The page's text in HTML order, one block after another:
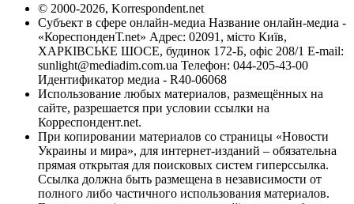
© 2000-2026, Korrespondent.net
Субъект в сфере онлайн-медиа Название онлайн-медиа -
«КореспонденТ.net» Адрес: 02091, місто Київ,
ХАРКІВСЬКЕ ШОСЕ, будинок 172-Б, офіс 208/1 E-mail:
sunlight@mediadim.com.ua Телефон: 044-205-43-00
Идентификатор медиа - R40-06068
Использование любых материалов, размещённых на
сайте, разрешается при условии ссылки на
Корреспондент.net.
При копировании материалов со страницы «Новости
Украины и мира», для интернет-изданий – обязательна
прямая открытая для поисковых систем гиперссылка.
Ссылка должна быть размещена в независимости от
полного либо частичного использования материалов.